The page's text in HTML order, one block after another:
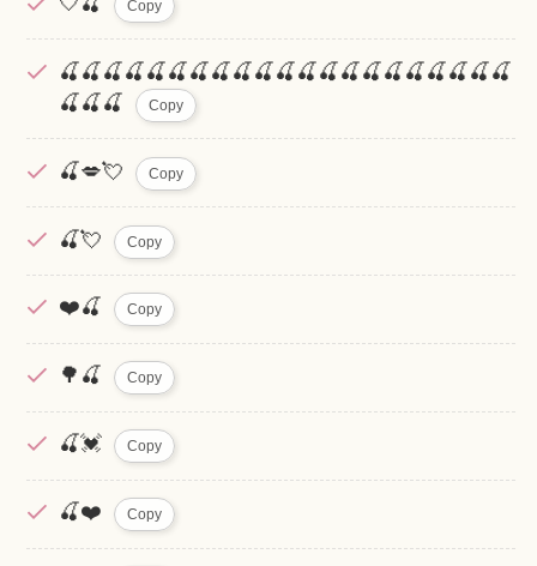
Copy
🍒🍒🍒🍒🍒🍒🍒🍒🍒🍒🍒🍒🍒🍒🍒🍒🍒🍒🍒🍒🍒
🍒🍒🍒
Copy
🍒💋💘 Copy
🍒💘 Copy
❤️🍒 Copy
🌳🍒 Copy
🍒💓 Copy
🍒❤️ Copy